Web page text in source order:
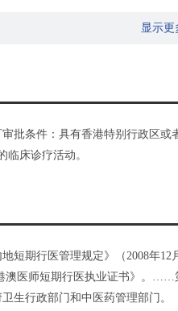
显示更
批条件：具有香港特别行政区
临床诊疗活动。
短期行医管理规定》（2008年
澳医师短期行医执业证书》。
生行政部门和中医药管理部门。